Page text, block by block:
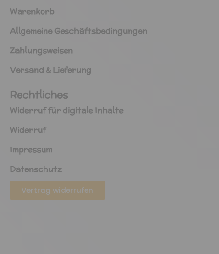
Warenkorb
Allgemeine Geschäftsbedingungen
Zahlungsweisen
Versand & Lieferung
Rechtliches
Widerruf für digitale Inhalte
Widerruf
Impressum
Datenschutz
Vertrag widerrufen